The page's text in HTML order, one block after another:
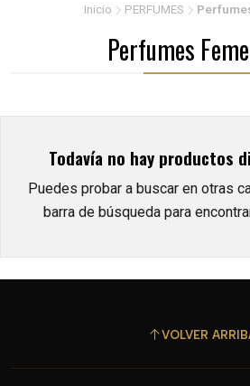
Inicio PERFUMES
Perfumes
Todavía no hay productos
Puedes probar a buscar en otras
barra de búsqueda para
VOLVER